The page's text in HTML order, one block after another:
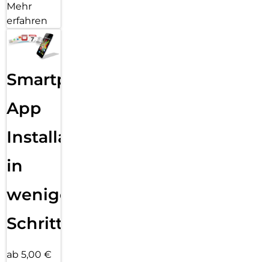
Mehr
erfahren
Smartphone
App
Installation
in
wenigen
Schritten
ab 5,00 €